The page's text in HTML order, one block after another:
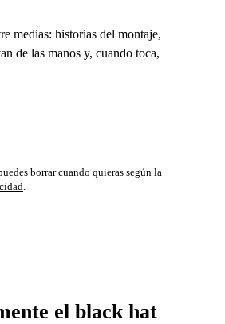
medias: historias del montaje,
de las manos y, cuando toca,
borrar cuando quieras según la
el black hat